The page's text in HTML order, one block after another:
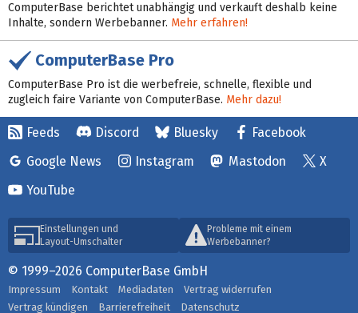
ComputerBase berichtet unabhängig und verkauft deshalb keine
Inhalte, sondern Werbebanner. Mehr erfahren!
ComputerBase Pro
ComputerBase Pro ist die werbefreie, schnelle, flexible und
zugleich faire Variante von ComputerBase. Mehr dazu!
Feeds Discord Bluesky
Facebook
Google News
Instagram Mastodon
X
YouTube
Einstellungen und
Layout-Umschalter
Probleme mit einem
Werbebanner?
© 1999–2026 ComputerBase GmbH
Impressum Kontakt Mediadaten
Vertrag widerrufen
Vertrag kündigen
Barrierefreiheit Datenschutz